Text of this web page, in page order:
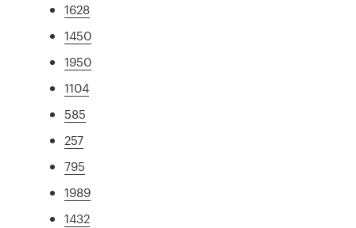
1628
1450
1950
1104
585
257
795
1989
1432